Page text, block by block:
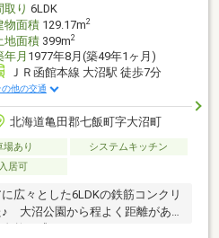
取り 6LDK
物面積129.17m2
地面積399m2
年月 1977年8月(築49年1ヶ月)
ＪＲ函館本線 大沼駅 徒歩7分
の他の交通
北海道亀田郡七飯町字大沼町
場あり
システムキッチン
居可
広々とした6LDKの鉄筋コンクリ
♪ 大沼公園から程よく距離があ